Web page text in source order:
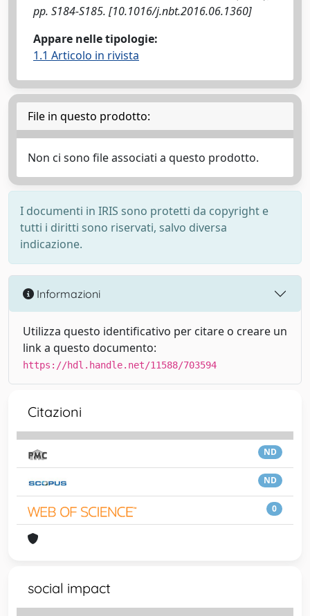
pp. S184-S185. [10.1016/j.nbt.2016.06.1360]
Appare nelle tipologie:
1.1 Articolo in rivista
File in questo prodotto:
Non ci sono file associati a questo prodotto.
I documenti in IRIS sono protetti da copyright e
tutti i diritti sono riservati, salvo diversa
indicazione.
Informazioni
Utilizza questo identificativo per citare o creare un
link a questo documento:
https://hdl.handle.net/11588/703594
Citazioni
ND
ND
0
social impact